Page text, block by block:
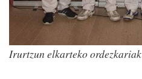
Irurtzun elkarteko ordezkariak